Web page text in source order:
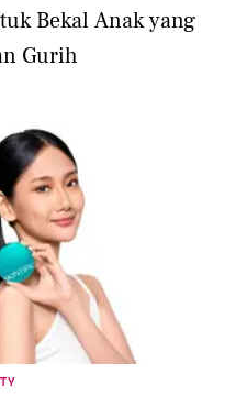
Bekal Anak yang
Gurih